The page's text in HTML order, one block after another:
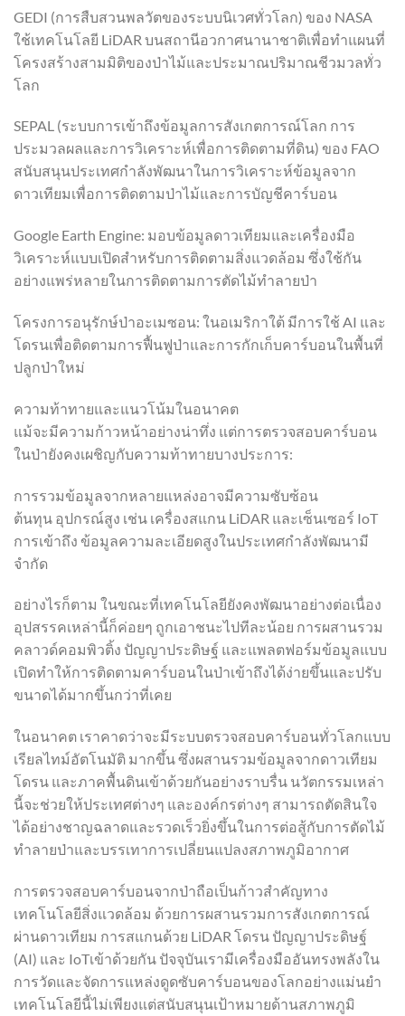
GEDI (การสืบสวนพลวัตของระบบนิเวศทั่วโลก) ของ NASA
ใช้เทคโนโลยี LiDAR บนสถานีอวกาศนานาชาติเพื่อทำแผนที่
โครงสร้างสามมิติของป่าไม้และประมาณปริมาณชีวมวลทั่ว
โลก
SEPAL (ระบบการเข้าถึงข้อมูลการสังเกตการณ์โลก การ
ประมวลผลและการวิเคราะห์เพื่อการติดตามที่ดิน) ของ FAO
สนับสนุนประเทศกำลังพัฒนาในการวิเคราะห์ข้อมูลจาก
ดาวเทียมเพื่อการติดตามป่าไม้และการบัญชีคาร์บอน
Google Earth Engine: มอบข้อมูลดาวเทียมและเครื่องมือ
วิเคราะห์แบบเปิดสำหรับการติดตามสิ่งแวดล้อม ซึ่งใช้กัน
อย่างแพร่หลายในการติดตามการตัดไม้ทำลายป่า
โครงการอนุรักษ์ป่าอะเมซอน: ในอเมริกาใต้ มีการใช้ AI และ
โดรนเพื่อติดตามการฟื้นฟูป่าและการกักเก็บคาร์บอนในพื้นที่
ปลูกป่าใหม่
ความท้าทายและแนวโน้มในอนาคต
แม้จะมีความก้าวหน้าอย่างน่าทึ่ง แต่การตรวจสอบคาร์บอน
ในป่ายังคงเผชิญกับความท้าทายบางประการ:
การรวมข้อมูลจากหลายแหล่งอาจมีความซับซ้อน
ต้นทุน อุปกรณ์สูง เช่น เครื่องสแกน LiDAR และเซ็นเซอร์ IoT
การเข้าถึง ข้อมูลความละเอียดสูงในประเทศกำลังพัฒนามี
จำกัด
อย่างไรก็ตาม ในขณะที่เทคโนโลยียังคงพัฒนาอย่างต่อเนื่อง
อุปสรรคเหล่านี้ก็ค่อยๆ ถูกเอาชนะไปทีละน้อย การผสานรวม
คลาวด์คอมพิวติ้ง ปัญญาประดิษฐ์ และแพลตฟอร์มข้อมูลแบบ
เปิดทำให้การติดตามคาร์บอนในป่าเข้าถึงได้ง่ายขึ้นและปรับ
ขนาดได้มากขึ้นกว่าที่เคย
ในอนาคต เราคาดว่าจะมีระบบตรวจสอบคาร์บอนทั่วโลกแบบ
เรียลไทม์อัตโนมัติ มากขึ้น ซึ่งผสานรวมข้อมูลจากดาวเทียม
โดรน และภาคพื้นดินเข้าด้วยกันอย่างราบรื่น นวัตกรรมเหล่า
นี้จะช่วยให้ประเทศต่างๆ และองค์กรต่างๆ สามารถตัดสินใจ
ได้อย่างชาญฉลาดและรวดเร็วยิ่งขึ้นในการต่อสู้กับการตัดไม้
ทำลายป่าและบรรเทาการเปลี่ยนแปลงสภาพภูมิอากาศ
การตรวจสอบคาร์บอนจากป่าถือเป็นก้าวสำคัญทาง
เทคโนโลยีสิ่งแวดล้อม ด้วยการผสานรวมการสังเกตการณ์
ผ่านดาวเทียม การสแกนด้วย LiDAR โดรน ปัญญาประดิษฐ์
(AI) และ IoTเข้าด้วยกัน ปัจจุบันเรามีเครื่องมืออันทรงพลังใน
การวัดและจัดการแหล่งดูดซับคาร์บอนของโลกอย่างแม่นยำ
เทคโนโลยีนี้ไม่เพียงแต่สนับสนุนเป้าหมายด้านสภาพภูมิ